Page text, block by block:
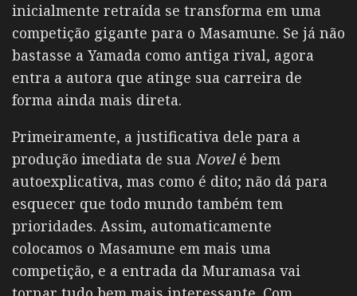
inicialmente retraída se transforma em uma
competição gigante para o Masamune. Se já não
bastasse a Yamada como antiga rival, agora
entra a autora que atinge sua carreira de
forma ainda mais direta.
Primeiramente, a justificativa dele para a
produção imediata de sua Novelé bem
autoexplicativa, mas como é dito; não dá para
esquecer que todo mundo também tem
prioridades. Assim, automaticamente
colocamos o Masamune em mais uma
competição, e a entrada da Muramasa vai